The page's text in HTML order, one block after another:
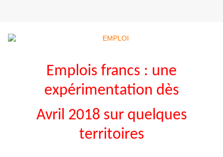
Emplois francs : une
expérimentation dès
Avril 2018 sur quelques
territoires